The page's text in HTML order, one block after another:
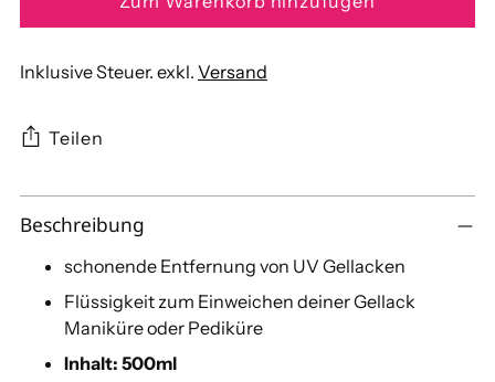
Inklusive Steuer. exkl. Versand
Teilen
Produkt
in
Warenkorb
legen
Beschreibung
schonende Entfernung von UV Gellacken
Flüssigkeit zum Einweichen deiner Gellack
Maniküre oder Pediküre
Inhalt: 500ml